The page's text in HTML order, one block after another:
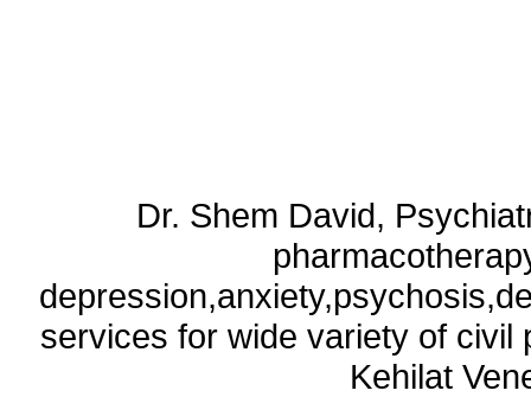
Dr. Shem David,
services for wide variety of civil
Kehilat